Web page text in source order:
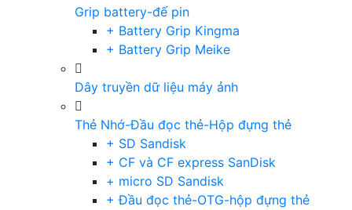
Grip battery-đế pin
+ Battery Grip Kingma
+ Battery Grip Meike
Dây truyền dữ liệu máy ảnh
Thẻ Nhớ-Đầu đọc thẻ-Hộp đựng thẻ
+ SD Sandisk
+ CF và CF express SanDisk
+ micro SD Sandisk
+ Đầu đọc thẻ-OTG-hộp đựng thẻ